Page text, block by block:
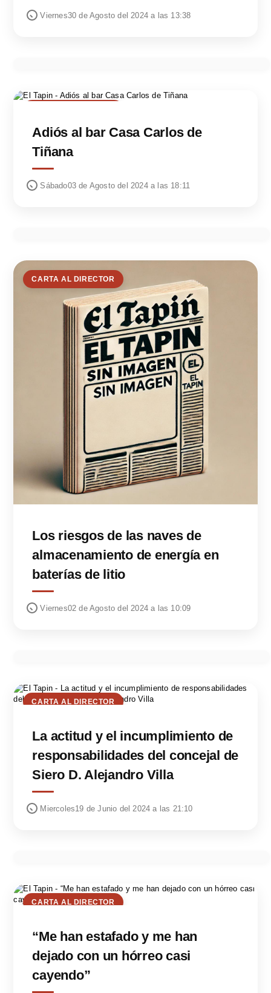
Viernes30 de Agosto del 2024 a las 13:38
Adiós al bar Casa Carlos de
Tiñana
Sábado03 de Agosto del 2024 a las 18:11
CARTA AL DIRECTOR
Los riesgos de las naves de
almacenamiento de energía en
baterías de litio
Viernes02 de Agosto del 2024 a las 10:09
CARTA AL DIRECTOR
La actitud y el incumplimiento de
responsabilidades del concejal de
Siero D. Alejandro Villa
Miercoles19 de Junio del 2024 a las 21:10
CARTA AL DIRECTOR
“Me han estafado y me han
dejado con un hórreo casi
cayendo”